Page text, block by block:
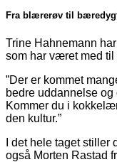
Fra blærerøv til
Trine Hahnemann
som har været med
”Der er kommet
bedre uddannelse
Kommer du i
den kultur.”
I det hele taget
også Morten Rastad